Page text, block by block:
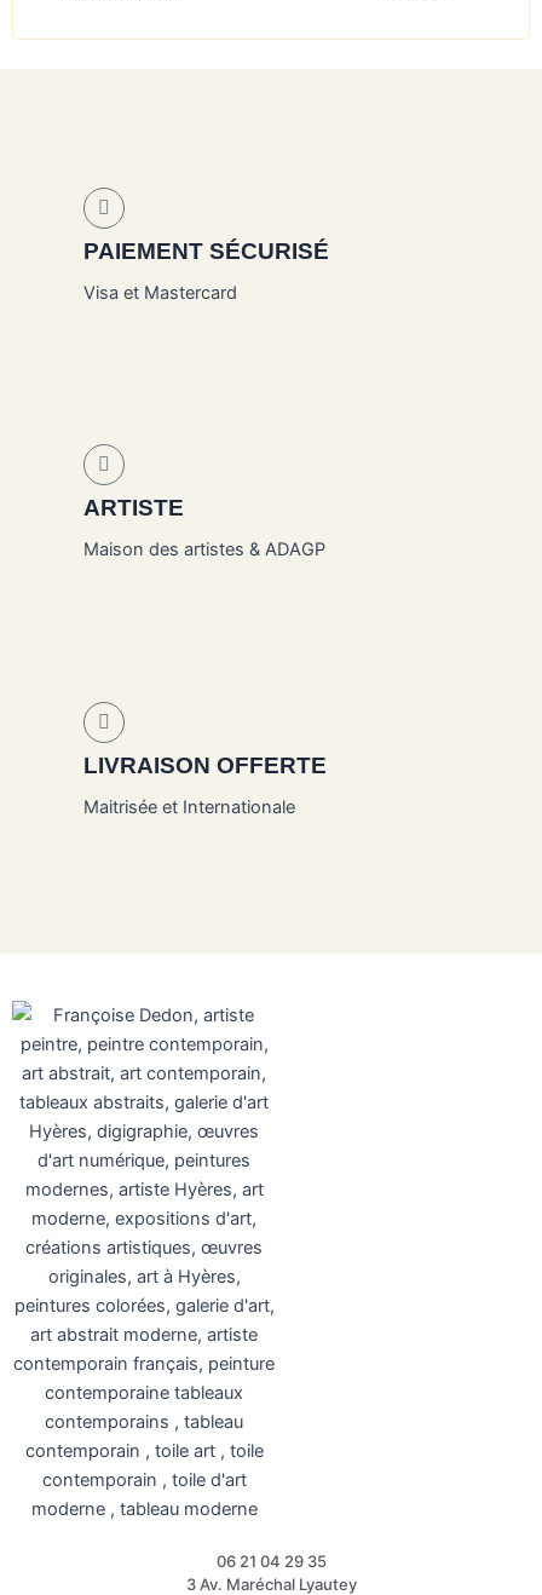
PAIEMENT SÉCURISÉ
Visa et Mastercard
ARTISTE
Maison des artistes & ADAGP
LIVRAISON OFFERTE
Maitrisée et Internationale
06 21 04 29 35
3 Av. Maréchal Lyautey